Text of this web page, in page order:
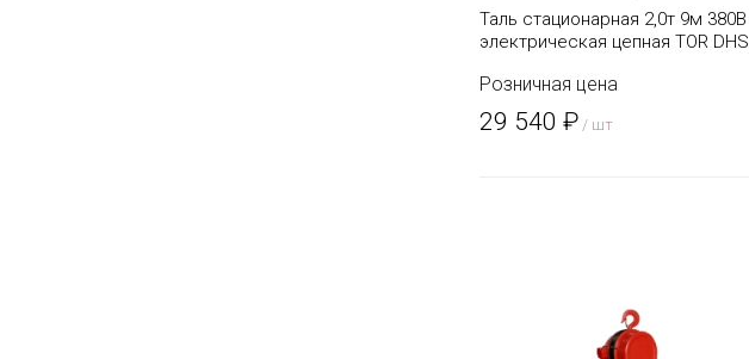
Таль стационарная 2,0т 9м 380В
электрическая цепная TOR DHS
Розничная цена
29 540 ₽ / шт